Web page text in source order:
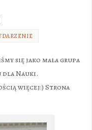
się jako mała grupa
dla Nauki.
więcej:) Strona